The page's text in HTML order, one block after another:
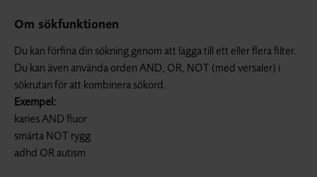
Om sökfunktionen
Du kan förfina din sökning genom att lägga till ett eller flera filter.
Du kan även använda orden AND, OR, NOT (med versaler) i
sökrutan för att kombinera sökord.
Exempel:
karies AND fluor
smärta NOT rygg
adhd OR autism